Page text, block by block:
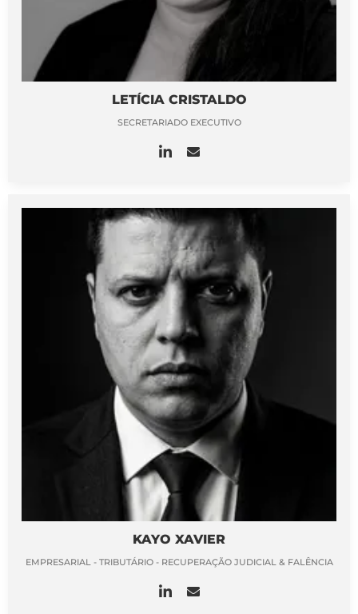
LETÍCIA CRISTALDO
SECRETARIADO EXECUTIVO
KAYO XAVIER
EMPRESARIAL - TRIBUTÁRIO - RECUPERAÇÃO JUDICIAL & FALÊNCIA